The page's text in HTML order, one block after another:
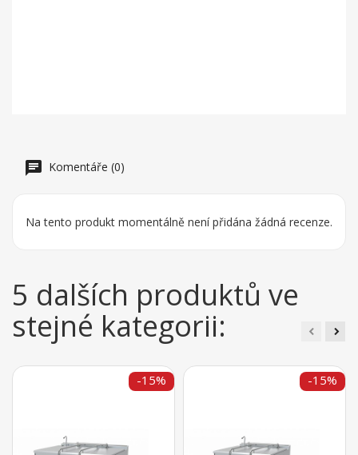
Komentáře (0)
Na tento produkt momentálně není přidána žádná recenze.
5 dalších produktů ve
stejné kategorii:
-15% -15%